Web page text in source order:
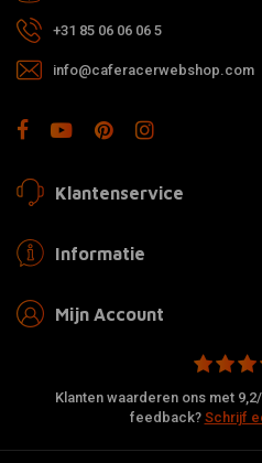
+31 85 06 06 06 5
info@caferacerwebshop.com
Klantenservice
Informatie
Mijn Account
Klanten waarderen ons met
feedback? Schrijf